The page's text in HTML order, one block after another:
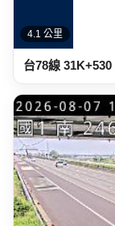
4.1 公里
台78線